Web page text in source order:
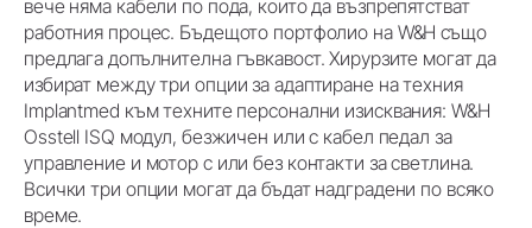
вече няма кабели по пода, които да възпрепятстват
работния процес. Бъдещото портфолио на W&H също
предлага допълнителна гъвкавост. Хирурзите могат да
избират между три опции за адаптиране на техния
Implantmed към техните персонални изисквания: W&H
Osstell ISQ модул, безжичен или с кабел педал за
управление и мотор с или без контакти за светлина.
Всички три опции могат да бъдат надградени по всяко
време.